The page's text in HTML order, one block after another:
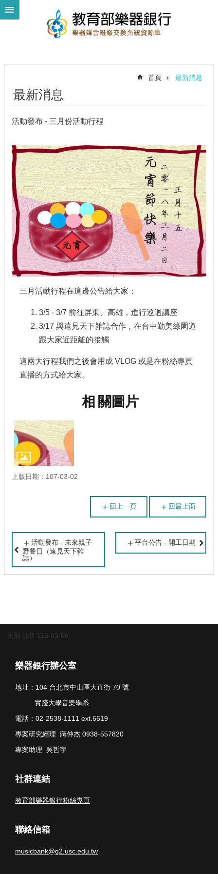
跳到主要內容區塊
我
要
捐
器
我
需
要
樂
器
計
畫
介
紹
相
回
頁
站
首頁 最新消息
最新消息
活動發布 - 三月份活動行程
三月活動行程在這邊公告給大家：
3/5 - 3/7 前往屏東、高雄，進行巡迴講座
3/17 與遠見天下雜誌合作，在台中勤美綠園道
跟大家近距離的接觸
這兩大行程我們之後會用成 VLOG 或是在粉絲專頁
直播的方式給大家。
相關圖片
上版日期：107-03-02
回上一頁 回最上面
活動發布 - 未來親子
野餐日（遠見天下雜
誌）
平台公告 - 開工日期
更新日期 115-03-06
樂器銀行辦公室
地址：104 台北市中山區大直街 70 號
實踐大學音樂學系
電話：02-2538-1111 ext.6619
專案研究經理 蔣仲杰 0938-557820
專案助理 吳哲宇
社群連結
教育部樂器銀行粉絲專頁
聯絡信箱
musicbank@g2.usc.edu.tw